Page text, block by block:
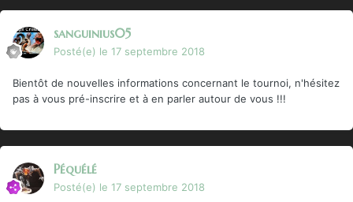
sanguinius05
Posté(e) le 17 septembre 2018
Bientôt de nouvelles informations concernant le tournoi, n'hésitez
pas à vous pré-inscrire et à en parler autour de vous !!!
Péquélé
Posté(e) le 17 septembre 2018